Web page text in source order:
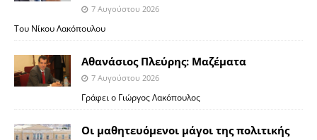
7 Αυγούστου 2026
Του Νίκου Λακόπουλου
Αθανάσιος Πλεύρης: Μαζέματα
7 Αυγούστου 2026
Γράφει ο Γιώργος Λακόπουλος
Οι μαθητευόμενοι μάγοι της πολιτικής